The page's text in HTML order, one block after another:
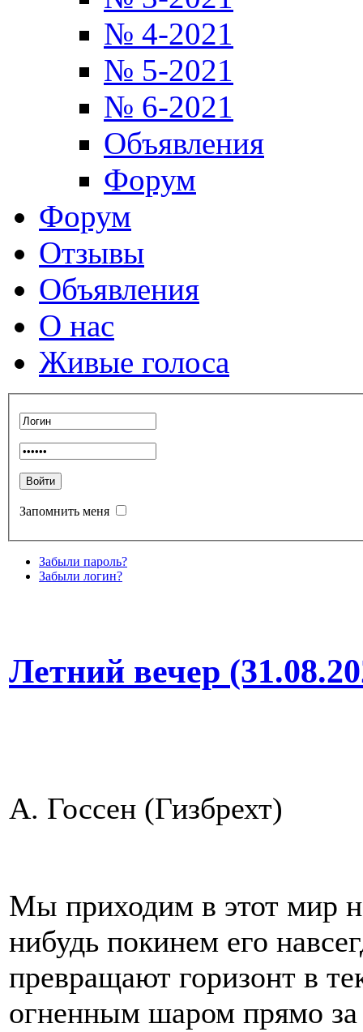
№ 4-2021
№ 5-2021
№ 6-2021
Объявления
Форум
Форум
Отзывы
Объявления
О нас
Живые голоса
Запомнить меня
Забыли пароль?
Забыли логин?
Летний вечер
А. Госсен (Гизбрехт)
Мы приходим в этот мир
нибудь покинем его
превращают горизонт в
огненным шаром прямо